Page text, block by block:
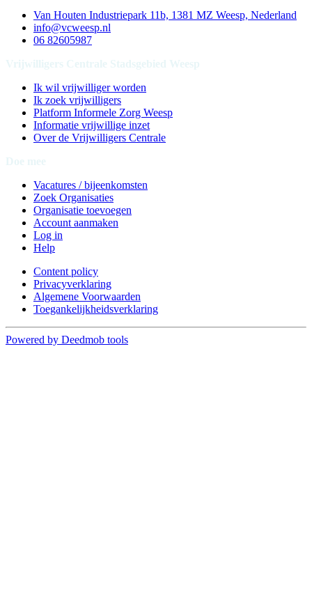
Van Houten Industriepark 11b, 1381 MZ Weesp, Nederland
info@vcweesp.nl
06 82605987
Ik wil vrijwilliger worden
Ik zoek vrijwilligers
Platform Informele Zorg Weesp
Informatie vrijwillige inzet
Over de Vrijwilligers Centrale
Vacatures / bijeenkomsten
Zoek Organisaties
Organisatie toevoegen
Account aanmaken
Log in
Help
Content policy
Privacyverklaring
Algemene Voorwaarden
Toegankelijkheidsverklaring
Powered by Deedmob tools